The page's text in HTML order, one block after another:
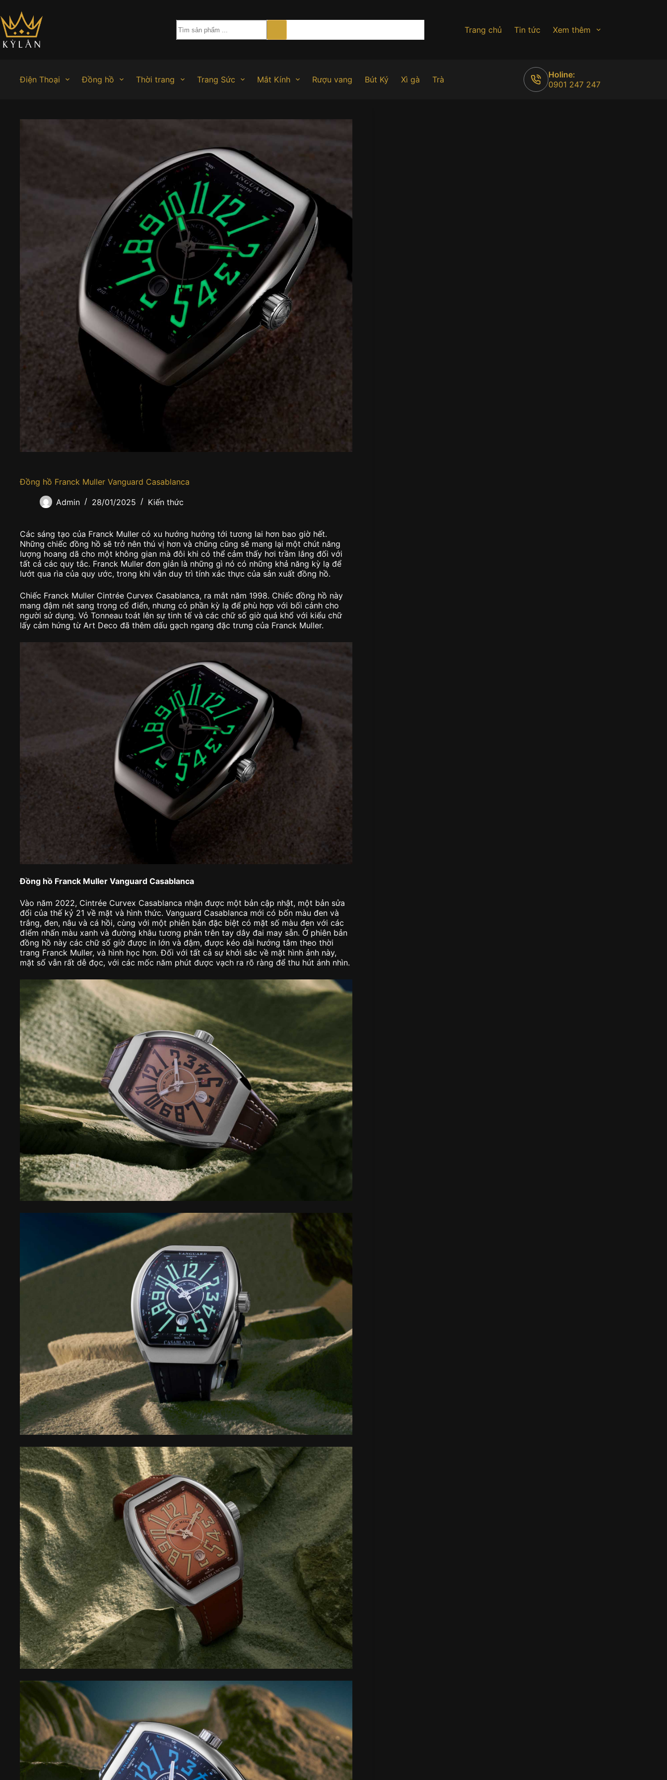
đến
phần
nội
dung
Trang chủ Tin tức Xem thêm
Điện Thoại Đồng hồ Thời trang Trang Sức Mắt Kính Rượu vang Bút Ký Xì gà Trà
Holine:
0901 247 247
Đồng hồ Franck Muller Vanguard Casablanca
Admin 28/01/2025 Kiến thức
Các sáng tạo của Franck Muller có xu hướng hướng tới tương lai hơn bao giờ hết.
Những chiếc đồng hồ sẽ trở nên thú vị hơn và chũng cũng sẽ mang lại một chút năng
lượng hoang dã cho một không gian mà đôi khi có thể cảm thấy hơi trầm lắng đối với
tất cả các quy tắc. Franck Muller đơn giản là những gì nó có những khả năng kỳ lạ để
lướt qua rìa của quy ước, trong khi vẫn duy trì tính xác thực của sản xuất đồng hồ.
Chiếc Franck Muller Cintrée Curvex Casablanca, ra mắt năm 1998. Chiếc đồng hồ này
mang đậm nét sang trọng cổ điển, nhưng có phần kỳ lạ để phù hợp với bối cảnh cho
người sử dụng. Vỏ Tonneau toát lên sự tinh tế và các chữ số giờ quá khổ với kiểu chữ
lấy cảm hứng từ Art Deco đã thêm dấu gạch ngang đặc trưng của Franck Muller.
Đồng hồ Franck Muller Vanguard Casablanca
Vào năm 2022, Cintrée Curvex Casablanca nhận được một bản cập nhật, một bản sửa
đổi của thế kỷ 21 về mặt và hình thức. Vanguard Casablanca mới có bốn màu đen và
trắng, đen, nâu và cá hồi, cùng với một phiên bản đặc biệt có mặt số màu đen với các
điểm nhấn màu xanh và đường khâu tương phản trên tay dây đai may sẵn. Ở phiên bản
đồng hồ này các chữ số giờ được in lớn và đậm, được kéo dài hướng tâm theo thời
trang Franck Muller, và hình học hơn. Đối với tất cả sự khởi sắc về mặt hình ảnh này,
mặt số vẫn rất dễ đọc, với các mốc năm phút được vạch ra rõ ràng để thu hút ánh nhìn.